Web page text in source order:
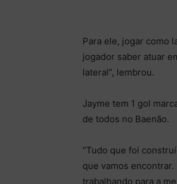
Para ele, jogar como
jogador saber atuar
lateral”, lembrou.
Jayme tem 1 gol
de todos no Baenão.
“Tudo que foi
que vamos
trabalhando para a